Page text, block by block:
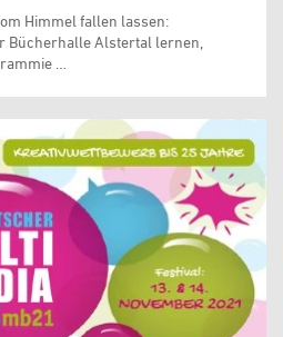
Himmel fallen lassen:
Bücherhalle Alstertal lernen,
…